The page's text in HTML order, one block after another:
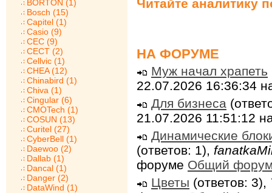
BORTON (1)
Bosch (15)
Capitel (1)
Casio (9)
CEC (9)
CECT (2)
Cellvic (1)
CHEA (12)
Chinabird (1)
Chiva (1)
Cingular (6)
CMOTech (1)
COSUN (13)
Curitel (27)
CyberBell (1)
Daewoo (2)
Dallab (1)
Dancal (1)
Danger (2)
DataWind (1)
Читайте аналитику
НА ФОРУМЕ
Муж начал храпеть
22.07.2026 16:36:34
Для бизнеса
21.07.2026 11:51:12
Динамические
(ответов: 1),
форуме Общий
Цветы (ответов: 3),